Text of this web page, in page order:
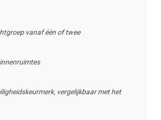
vanaf één of twee
vergelijkbaar met het